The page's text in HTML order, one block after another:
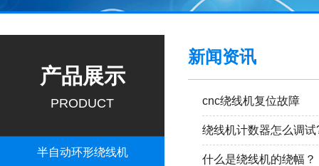
产品展示
PRODUCT
半自动环形绕线机
新闻资讯
cnc绕线机复位故障
绕线机计数器怎么调试
什么是绕线机的绕幅